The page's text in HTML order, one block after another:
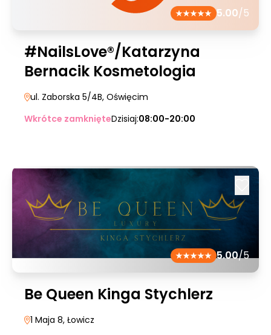
5.00/5
#NailsLove®/Katarzyna
Bernacik Kosmetologia
ul. Zaborska 5/4B, Oświęcim
Wkrótce zamknięteDzisiaj:08:00-20:00
5.00/5
Be Queen Kinga Stychlerz
1 Maja 8, Łowicz